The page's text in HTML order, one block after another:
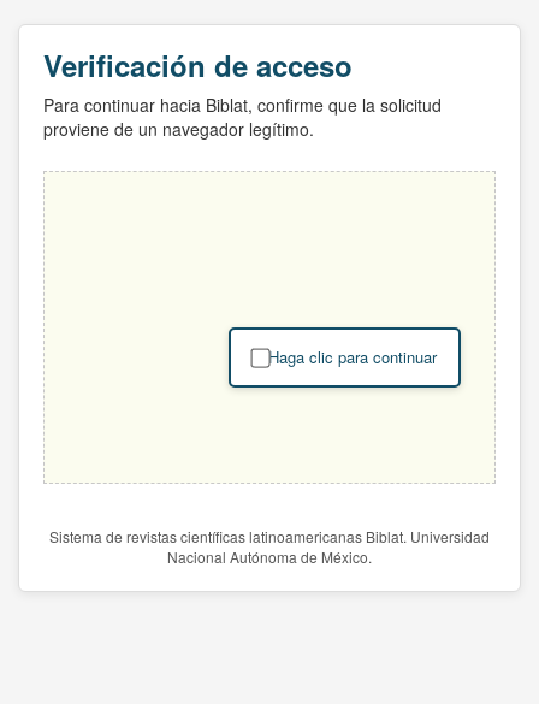
Verificación de acceso
Para continuar hacia Biblat, confirme que la solicitud
proviene de un navegador legítimo.
Haga clic para continuar
Sistema de revistas científicas latinoamericanas Biblat. Universidad
Nacional Autónoma de México.